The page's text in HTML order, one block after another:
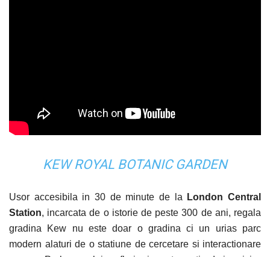
KEW ROYAL BOTANIC GARDEN
Usor accesibila in 30 de minute de la
London Central
Station, incarcata de o istorie de peste 300 de ani, regala
gradina Kew nu este doar o gradina ci un urias parc
modern alaturi de o statiune de cercetare si interactionare